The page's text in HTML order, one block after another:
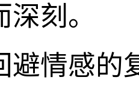
刻。
避情感的